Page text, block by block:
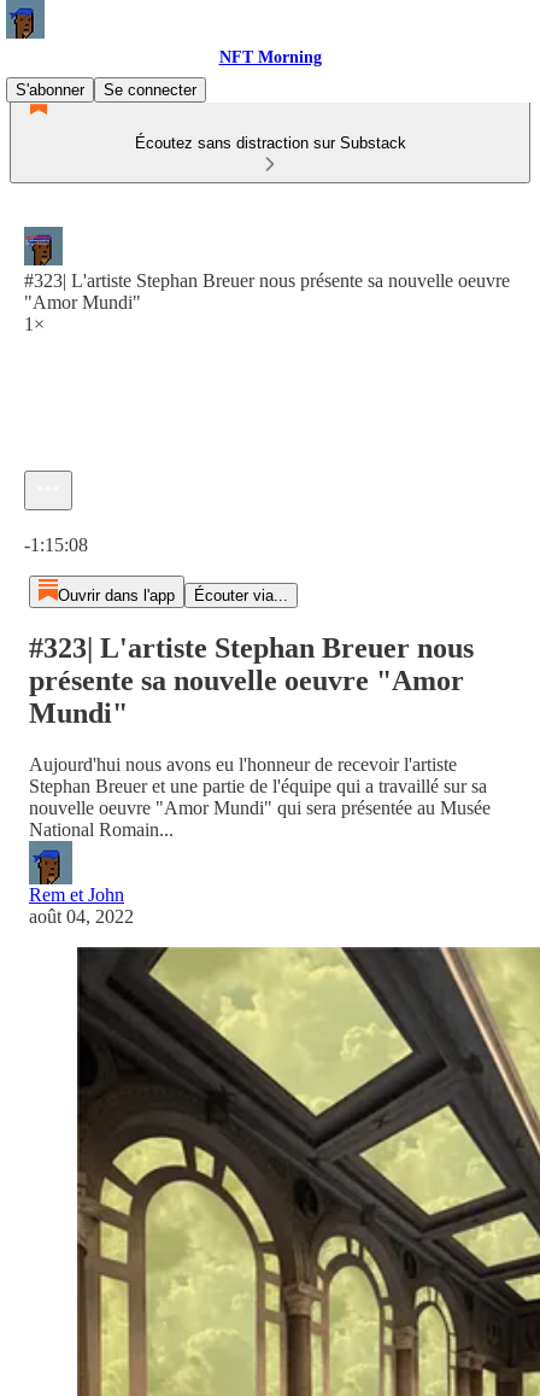
NFT Morning
S'abonner
Se connecter
Écoutez sans distraction sur Substack
#323| L'artiste Stephan Breuer nous présente sa nouvelle oeuvre
"Amor Mundi"
1×
-1:15:08
Ouvrir dans l'app Écouter via...
#323| L'artiste Stephan Breuer nous
présente sa nouvelle oeuvre "Amor
Mundi"
Aujourd'hui nous avons eu l'honneur de recevoir l'artiste
Stephan Breuer et une partie de l'équipe qui a travaillé sur sa
nouvelle oeuvre "Amor Mundi" qui sera présentée au Musée
National Romain...
Rem et John
août 04, 2022